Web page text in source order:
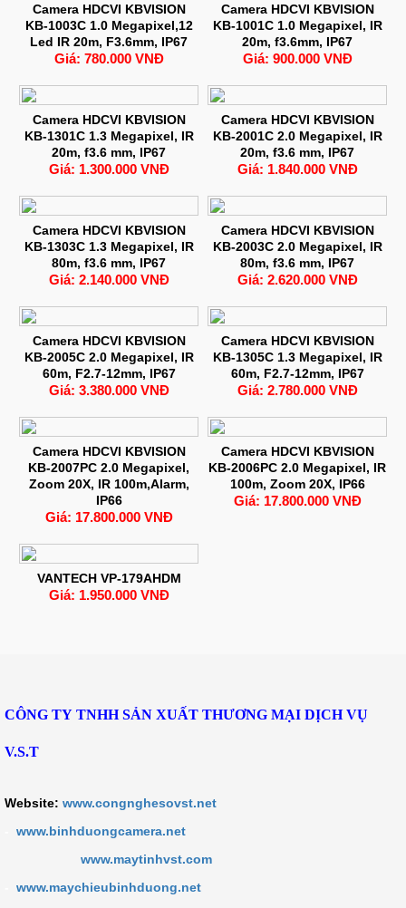
Camera HDCVI KBVISION
KB-1003C 1.0 Megapixel,12
Led IR 20m, F3.6mm, IP67
Giá: 780.000 VNĐ
Camera HDCVI KBVISION
KB-1001C 1.0 Megapixel, IR
20m, f3.6mm, IP67
Giá: 900.000 VNĐ
Camera HDCVI KBVISION
KB-1301C 1.3 Megapixel, IR
20m, f3.6 mm, IP67
Giá: 1.300.000 VNĐ
Camera HDCVI KBVISION
KB-2001C 2.0 Megapixel, IR
20m, f3.6 mm, IP67
Giá: 1.840.000 VNĐ
Camera HDCVI KBVISION
KB-1303C 1.3 Megapixel, IR
80m, f3.6 mm, IP67
Giá: 2.140.000 VNĐ
Camera HDCVI KBVISION
KB-2003C 2.0 Megapixel, IR
80m, f3.6 mm, IP67
Giá: 2.620.000 VNĐ
Camera HDCVI KBVISION
KB-2005C 2.0 Megapixel, IR
60m, F2.7-12mm, IP67
Giá: 3.380.000 VNĐ
Camera HDCVI KBVISION
KB-1305C 1.3 Megapixel, IR
60m, F2.7-12mm, IP67
Giá: 2.780.000 VNĐ
Camera HDCVI KBVISION
KB-2007PC 2.0 Megapixel,
Zoom 20X, IR 100m,Alarm,
IP66
Giá: 17.800.000 VNĐ
Camera HDCVI KBVISION
KB-2006PC 2.0 Megapixel, IR
100m, Zoom 20X, IP66
Giá: 17.800.000 VNĐ
VANTECH VP-179AHDM
Giá: 1.950.000 VNĐ
CÔNG TY TNHH SẢN XUẤT THƯƠNG MẠI DỊCH VỤ
V.S.T
Website: www.congnghesovst.net
www.binhduongcamera.net
www.maytinhvst.com
www.maychieubinhduong.net